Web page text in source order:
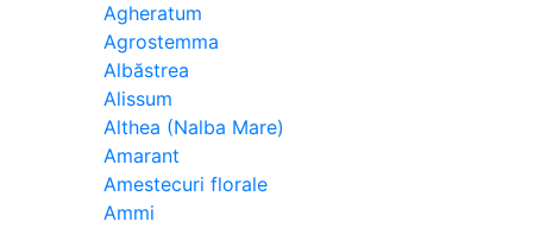
Agheratum
Agrostemma
Albăstrea
Alissum
Althea (Nalba Mare)
Amarant
Amestecuri florale
Ammi